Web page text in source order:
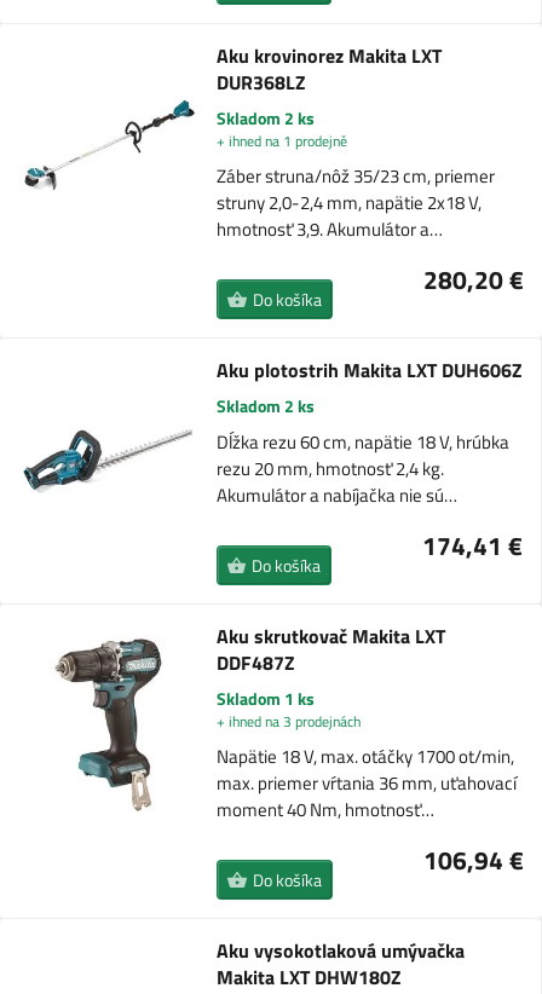
Aku krovinorez Makita LXT
DUR368LZ
Skladom 2 ks
+ ihned na 1 prodejně
Záber struna/nôž 35/23 cm, priemer
struny 2,0-2,4 mm, napätie 2x18 V,
hmotnosť 3,9. Akumulátor a…
280,20 €
Do košíka
Aku plotostrih Makita LXT DUH606Z
Skladom 2 ks
Dĺžka rezu 60 cm, napätie 18 V, hrúbka
rezu 20 mm, hmotnosť 2,4 kg.
Akumulátor a nabíjačka nie sú…
174,41 €
Do košíka
Aku skrutkovač Makita LXT
DDF487Z
Skladom 1 ks
+ ihned na 3 prodejnách
Napätie 18 V, max. otáčky 1700 ot/min,
max. priemer vŕtania 36 mm, uťahovací
moment 40 Nm, hmotnosť…
106,94 €
Do košíka
Aku vysokotlaková umývačka
Makita LXT DHW180Z